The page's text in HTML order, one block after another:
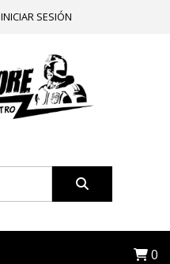
INICIAR SESIÓN
0